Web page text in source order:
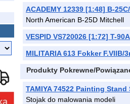
ACADEMY 12339 [1:48] B-
North American B-25D Mitchell
VESPID VS720026 [1:72] T-
MILITARIA 613 Fokker F.VIIB/
Produkty Pokrewne/
TAMIYA 74522 Painting Stand
Stojak do malowania modeli